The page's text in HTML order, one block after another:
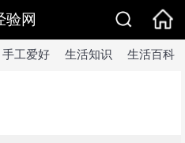
验网
手工爱好 生活知识 生活百科